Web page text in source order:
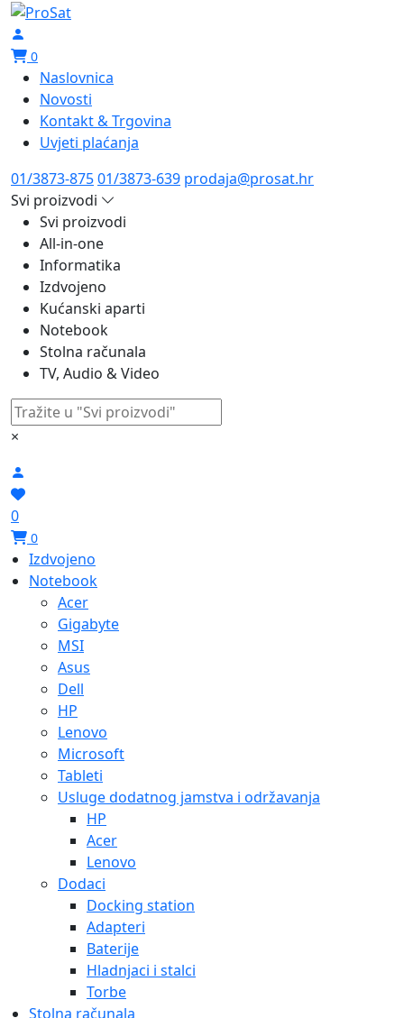
0
Naslovnica
Novosti
Kontakt & Trgovina
Uvjeti plaćanja
01/3873-87501/3873-639 prodaja@prosat.hr
Svi proizvodi
Svi proizvodi
All-in-one
Informatika
Izdvojeno
Kućanski aparti
Notebook
Stolna računala
TV, Audio & Video
×
0
0
Izdvojeno
Notebook
Acer
Gigabyte
MSI
Asus
Dell
HP
Lenovo
Microsoft
Tableti
Usluge dodatnog jamstva i održavanja
HP
Acer
Lenovo
Dodaci
Docking station
Adapteri
Baterije
Hladnjaci i stalci
Torbe
Stolna računala